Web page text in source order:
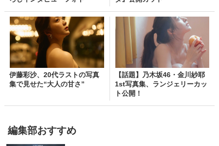
伊藤彩沙、20代ラストの写真
集で見せた“大人の甘さ”
【話題】乃木坂46・金川紗耶
1st写真集、ランジェリーカッ
ト公開！
編集部おすすめ